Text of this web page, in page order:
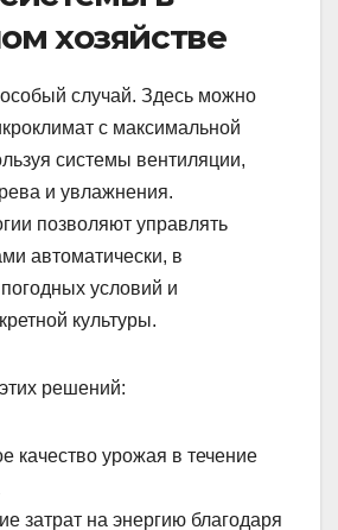
хозяйстве
случай. Здесь можно
с максимальной
системы вентиляции,
и увлажнения.
позволяют управлять
автоматически, в
условий и
культуры.
решений:
качество урожая в течение
затрат на энергию благодаря